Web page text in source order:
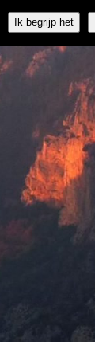
06-51850274
Ik begrijp het